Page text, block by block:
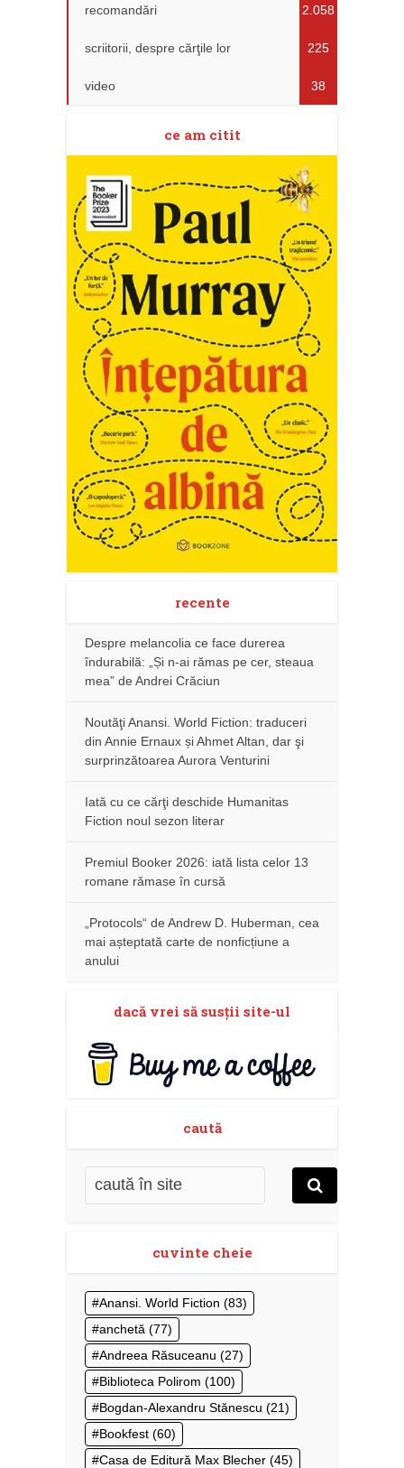
recomandări 2.058
scriitorii, despre cărţile lor 225
video 38
ce am citit
recente
Despre melancolia ce face durerea
îndurabilă: „Și n-ai rămas pe cer, steaua
mea” de Andrei Crăciun
Noutăţi Anansi. World Fiction: traduceri
din Annie Ernaux și Ahmet Altan, dar şi
surprinzătoarea Aurora Venturini
Iată cu ce cărţi deschide Humanitas
Fiction noul sezon literar
Premiul Booker 2026: iată lista celor 13
romane rămase în cursă
„Protocols“ de Andrew D. Huberman, cea
mai așteptată carte de nonficțiune a
anului
dacă vrei să susţii site-ul
caută
cuvinte cheie
Anansi. World Fiction (83)
anchetă (77)
Andreea Răsuceanu (27)
Biblioteca Polirom (100)
Bogdan-Alexandru Stănescu (21)
Bookfest (60)
Casa de Editură Max Blecher (45)